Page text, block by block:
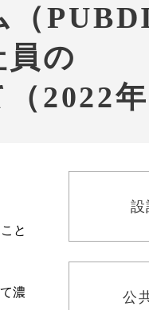
の
2022年
と
濃
設
公